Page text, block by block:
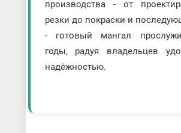
производства - от
резки до покраски и
- готовый мангал
годы, радуя владельцев
надёжностью.